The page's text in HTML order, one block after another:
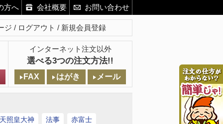
方へ 会社概要 お問い合わせ
ジ ログアウト 新規会員登録
インターネット注文以外
選べる3つの注文方法!!
FAX はがき メール
照皇大神 法事 赤富士